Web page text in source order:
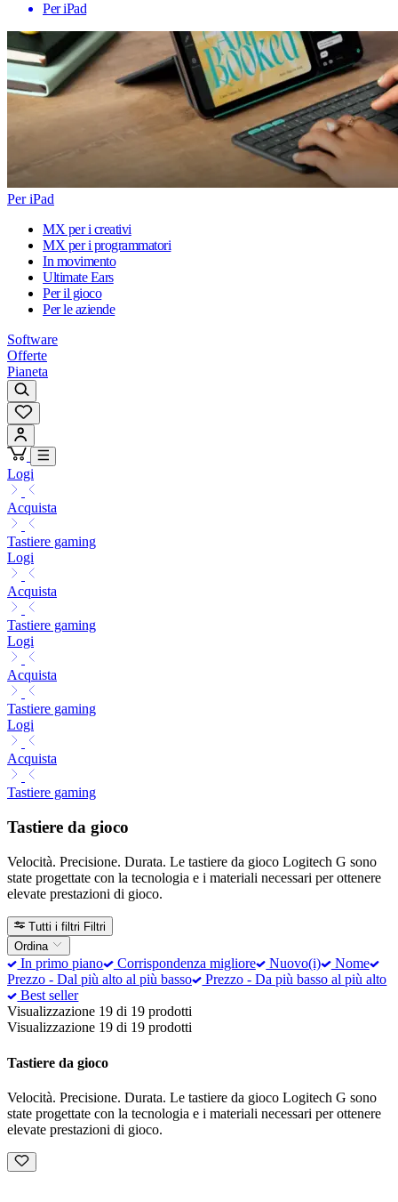
Per iPad
Per iPad
MX per i creativi
MX per i programmatori
In movimento
Ultimate Ears
Per il gioco
Per le aziende
Software
Offerte
Pianeta
Logi
Acquista
Tastiere gaming
Logi
Acquista
Tastiere gaming
Logi
Acquista
Tastiere gaming
Logi
Acquista
Tastiere gaming
Tastiere da gioco
Velocità. Precisione. Durata. Le tastiere da gioco Logitech G sono
state progettate con la tecnologia e i materiali necessari per ottenere
elevate prestazioni di gioco.
Tutti i filtri Filtri
Ordina
In primo piano Corrispondenza migliore Nuovo(i)
Nome
Prezzo - Dal più alto al più basso
Prezzo - Da più basso al più alto
Best seller
Visualizzazione 19 di 19 prodotti
Visualizzazione 19 di 19 prodotti
Tastiere da gioco
Velocità. Precisione. Durata. Le tastiere da gioco Logitech G sono
state progettate con la tecnologia e i materiali necessari per ottenere
elevate prestazioni di gioco.